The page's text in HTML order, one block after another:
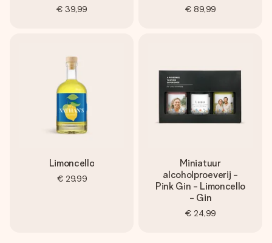
€ 39,99 € 89,99
Limoncello
€ 29,99
Miniatuur
alcoholproeverij -
Pink Gin - Limoncello
- Gin
€ 24,99